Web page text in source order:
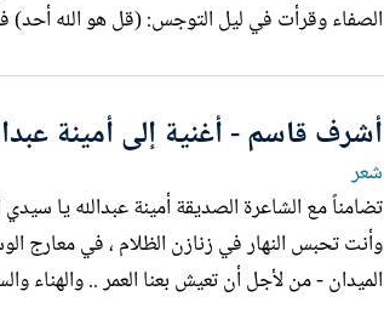
الصفاء وقرأت في ليل التوجس: (قل هو الله أحد)
أشرف قاسم - أغنية إلى أمينة
شعر
تضامناً مع
الميدان - من لأجل أن تعيش بعنا العمر .. والهناء